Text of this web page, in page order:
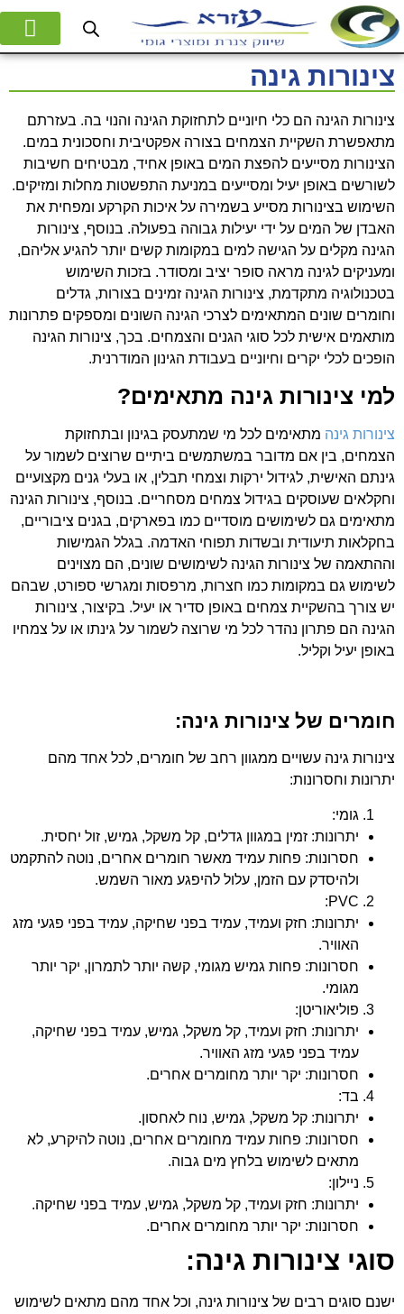
צינורות גינה
צינורות הגינה הם כלי חיוניים לתחזוקת הגינה והנוי בה. בעזרתם
מתאפשרת השקיית הצמחים בצורה אפקטיבית וחסכונית במים.
הצינורות מסייעים להפצת המים באופן אחיד, מבטיחים חשיבות
לשורשים באופן יעיל ומסייעים במניעת התפשטות מחלות ומזיקים.
השימוש בצינורות מסייע בשמירה על איכות הקרקע ומפחית את
האבדן של המים על ידי יעילות גבוהה בפעולה. בנוסף, צינורות
הגינה מקלים על הגישה למים במקומות קשים יותר להגיע אליהם,
ומעניקים לגינה מראה סופר יציב ומסודר. בזכות השימוש
בטכנולוגיה מתקדמת, צינורות הגינה זמינים בצורות, גדלים
וחומרים שונים המתאימים לצרכי הגינה השונים ומספקים פתרונות
מותאמים אישית לכל סוגי הגנים והצמחים. בכך, צינורות הגינה
הופכים לכלי יקרים וחיוניים בעבודת הגינון המודרנית.
למי צינורות גינה מתאימים?
צינורות גינה מתאימים לכל מי שמתעסק בגינון ובתחזוקת
הצמחים, בין אם מדובר במשתמשים ביתיים שרוצים לשמור על
גינתם האישית, לגידול ירקות וצמחי תבלין, או בעלי גנים מקצועיים
וחקלאים שעוסקים בגידול צמחים מסחריים. בנוסף, צינורות הגינה
מתאימים גם לשימושים מוסדיים כמו בפארקים, בגנים ציבוריים,
בחקלאות תיעודית ובשדות תפוחי האדמה. בגלל הגמישות
וההתאמה של צינורות הגינה לשימושים שונים, הם מצוינים
לשימוש גם במקומות כמו חצרות, מרפסות ומגרשי ספורט, שבהם
יש צורך בהשקיית צמחים באופן סדיר או יעיל. בקיצור, צינורות
הגינה הם פתרון נהדר לכל מי שרוצה לשמור על גינתו או על צמחיו
באופן יעיל וקליל.
חומרים של צינורות גינה:
צינורות גינה עשויים ממגוון רחב של חומרים, לכל אחד מהם
יתרונות וחסרונות:
גומי:
יתרונות: זמין במגוון גדלים, קל משקל, גמיש, זול יחסית.
חסרונות: פחות עמיד מאשר חומרים אחרים, נוטה להתקמט
ולהיסדק עם הזמן, עלול להיפגע מאור השמש.
PVC:
יתרונות: חזק ועמיד, עמיד בפני שחיקה, עמיד בפני פגעי מזג
האוויר.
חסרונות: פחות גמיש מגומי, קשה יותר לתמרון, יקר יותר
מגומי.
פוליאוריטן:
יתרונות: חזק ועמיד, קל משקל, גמיש, עמיד בפני שחיקה,
עמיד בפני פגעי מזג האוויר.
חסרונות: יקר יותר מחומרים אחרים.
בד:
יתרונות: קל משקל, גמיש, נוח לאחסון.
חסרונות: פחות עמיד מחומרים אחרים, נוטה להיקרע, לא
מתאים לשימוש בלחץ מים גבוה.
ניילון:
יתרונות: חזק ועמיד, קל משקל, גמיש, עמיד בפני שחיקה.
חסרונות: יקר יותר מחומרים אחרים.
סוגי צינורות גינה:
ישנם סוגים רבים של צינורות גינה, וכל אחד מהם מתאים לשימוש